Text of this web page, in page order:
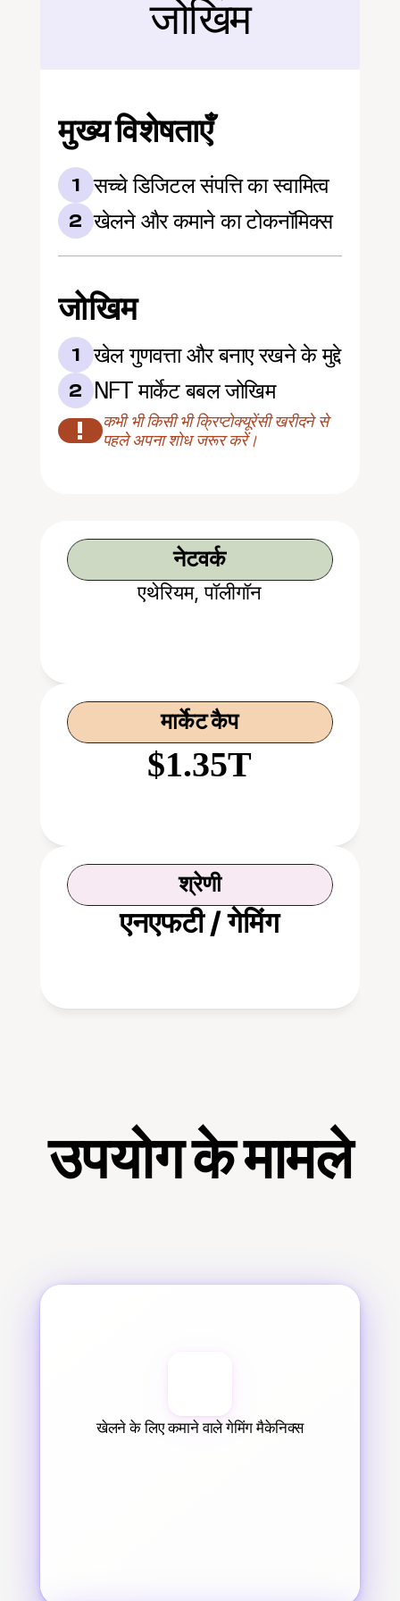
जोखिम
मुख्य विशेषताएँ
1 सच्चे डिजिटल संपत्ति का स्वामित्व
2 खेलने और कमाने का टोकनॉमिक्स
जोखिम
1 खेल गुणवत्ता और बनाए रखने के मुद्दे
2 NFT मार्केट बबल जोखिम
!
कभी भी किसी भी क्रिप्टोक्यूरेंसी खरीदने से
पहले अपना शोध जरूर करें।
नेटवर्क
एथेरियम, पॉलीगॉन
मार्केट कैप
$1.35T
श्रेणी
एनएफटी / गेमिंग
उपयोग के मामले
खेलने के लिए कमाने वाले गेमिंग मैकेनिक्स